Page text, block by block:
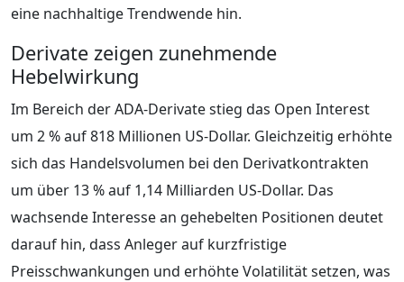
eine nachhaltige Trendwende hin.
Derivate zeigen zunehmende
Hebelwirkung
Im Bereich der ADA-Derivate stieg das Open Interest
um 2 % auf 818 Millionen US-Dollar. Gleichzeitig erhöhte
sich das Handelsvolumen bei den Derivatkontrakten
um über 13 % auf 1,14 Milliarden US-Dollar. Das
wachsende Interesse an gehebelten Positionen deutet
darauf hin, dass Anleger auf kurzfristige
Preisschwankungen und erhöhte Volatilität setzen, was